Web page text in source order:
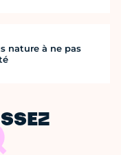
nature à ne pas